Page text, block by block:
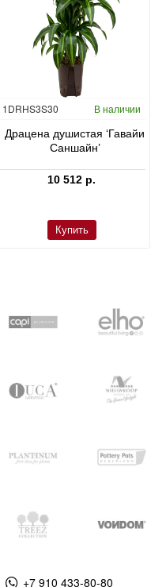
Гидропоника
1DRHS3S30 В наличии
Драцена душистая ‘Гавайи
Саншайн’
10 512 р.
Купить
+7 910 433-80-80